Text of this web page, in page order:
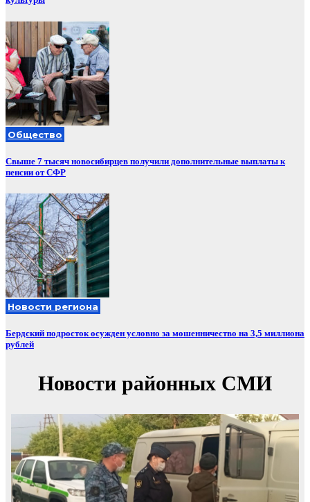
Общество
Свыше 7 тысяч новосибирцев получили дополнительные выплаты к
пенсии от СФР
Новости региона
Бердский подросток осужден условно за мошенничество на 3,5 миллиона
рублей